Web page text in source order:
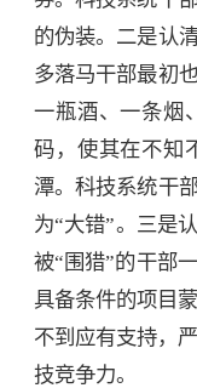
的伪装。二是认
多落马干部最初
一瓶酒、一条烟
码，使其在不知
潭。科技系统干
为“大错”。三是
被“围猎”的干部
具备条件的项目
不到应有支持，
技竞争力。